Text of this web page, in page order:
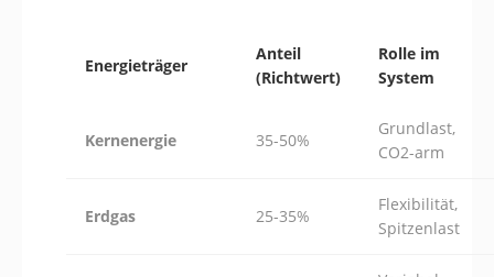
Energieträger
Anteil
(Richtwert)
Rolle im
System
Kernenergie 35-50%
Grundlast,
CO2-arm
Erdgas 25-35%
Flexibilität,
Spitzenlast